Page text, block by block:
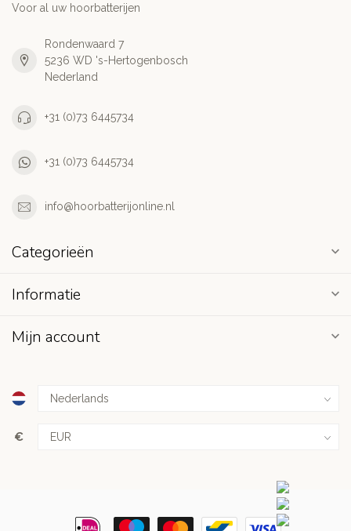
Voor al uw hoorbatterijen
Rondenwaard 7
5236 WD 's-Hertogenbosch
Nederland
+31 (0)73 6445734
+31 (0)73 6445734
info@hoorbatterijonline.nl
Categorieën
Informatie
Mijn account
€